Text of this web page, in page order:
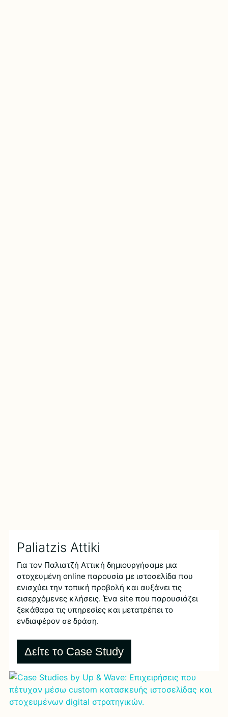
Paliatzis Attiki
Για τον Παλιατζή Αττική δημιουργήσαμε μια
στοχευμένη online παρουσία με ιστοσελίδα που
ενισχύει την τοπική προβολή και αυξάνει τις
εισερχόμενες κλήσεις. Ένα site που παρουσιάζει
ξεκάθαρα τις υπηρεσίες και μετατρέπει το
ενδιαφέρον σε δράση.
Δείτε το Case Study